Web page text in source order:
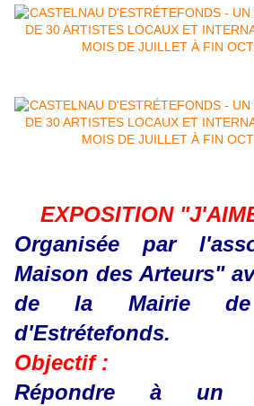
EXPOSITION
Organisée par
Maison des Arteurs"
de la Mairie de
d'Estrétefonds.
Objectif :
Répondre à un